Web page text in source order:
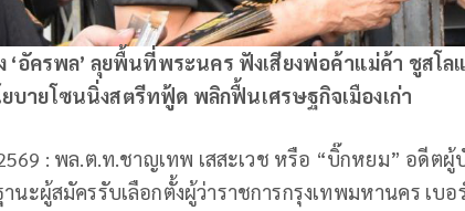
ง ‘อัครพล’ ลุยพื้นที่พระนคร ฟังเสียงพ่อค้าแม่ค้า ชูสโ
บายโซนนิ่งสตรีทฟู้ด พลิกฟื้นเศรษฐกิจเมืองเก่า
: พล.ต.ท.ชาญเทพ เสสะเวช หรือ “บิ๊กหยม” อดีต
นะผู้สมัครรับเลือกตั้งผู้ว่าราชการกรุงเทพมหานคร เบอ